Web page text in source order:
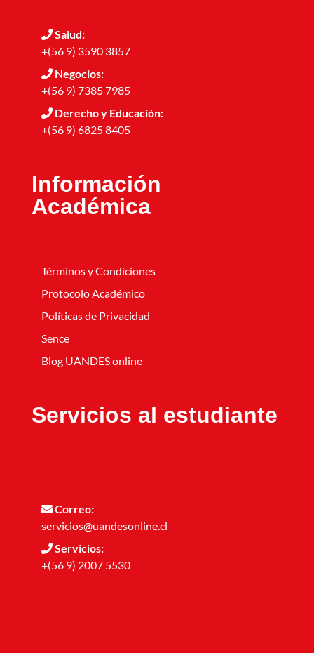
Salud:
+(56 9) 3590 3857
Negocios:
+(56 9) 7385 7985
Derecho y Educación:
+(56 9) 6825 8405
Información
Académica
Términos y Condiciones
Protocolo Académico
Políticas de Privacidad
Sence
Blog UANDES online
Servicios al estudiante
Correo:
servicios@uandesonline.cl
Servicios:
+(56 9) 2007 5530